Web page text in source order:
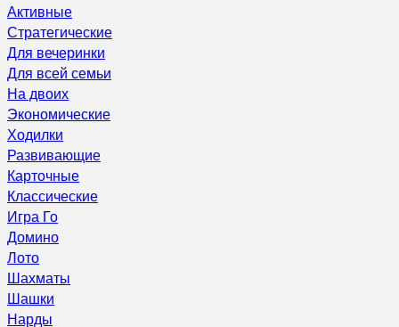
Активные
Стратегические
Для вечеринки
Для всей семьи
На двоих
Экономические
Ходилки
Развивающие
Карточные
Классические
Игра Го
Домино
Лото
Шахматы
Шашки
Нарды